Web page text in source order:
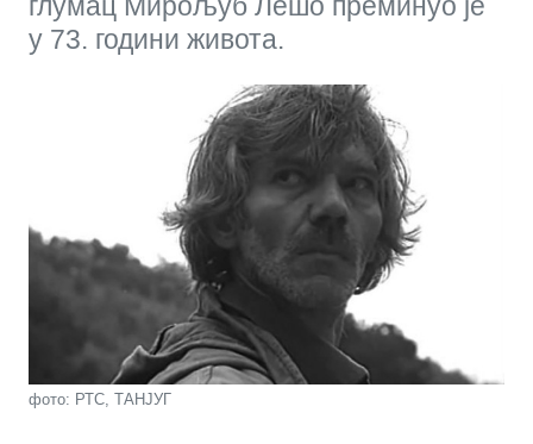
у 73. години живота.
фото: РТС, ТАНЈУГ